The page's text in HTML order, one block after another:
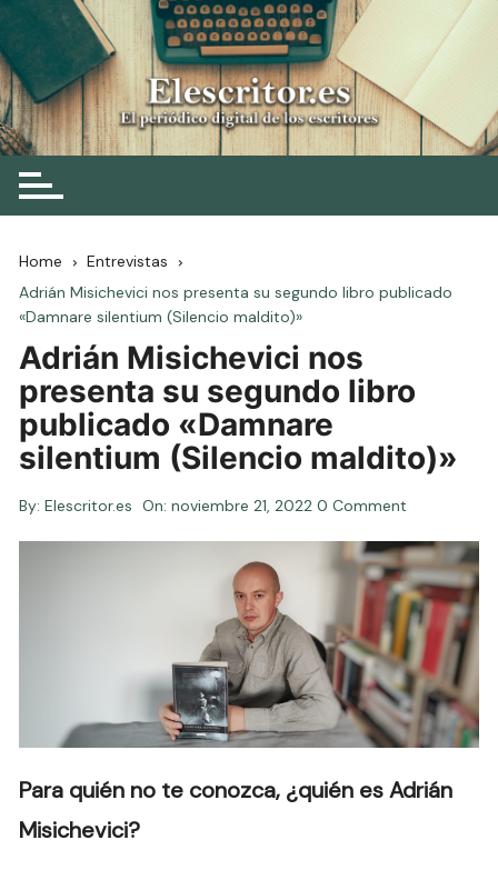
Skip
to
content
Elescritor.es
El periódico digital de los escritores
Home
Entrevistas
Adrián Misichevici nos presenta su segundo libro publicado
«Damnare silentium (Silencio maldito)»
Adrián Misichevici nos
presenta su segundo libro
publicado «Damnare
silentium (Silencio maldito)»
By: Elescritor.es On:noviembre 21, 2022 0 Comment
Para quién no te conozca, ¿quién es Adrián
Misichevici?